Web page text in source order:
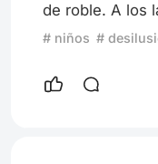
de roble. A los
color vinotinto
ver qué tan
mirada solo te
# niños #